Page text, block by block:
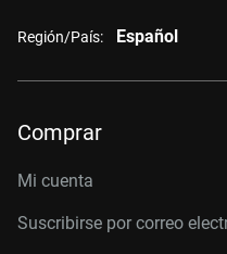
Región/País: Español
Comprar
Mi cuenta
Suscribirse por correo